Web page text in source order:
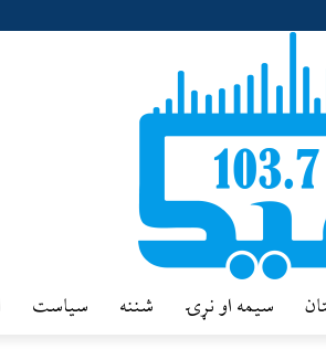
سیمه او نړۍ شننه سیاست